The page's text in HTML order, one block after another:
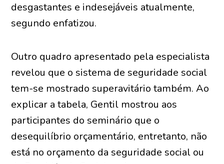
desgastantes e indesejáveis atualmente,
segundo enfatizou.
Outro quadro apresentado pela especialista
revelou que o sistema de seguridade social
tem-se mostrado superavitário também. Ao
explicar a tabela, Gentil mostrou aos
participantes do seminário que o
desequilíbrio orçamentário, entretanto, não
está no orçamento da seguridade social ou